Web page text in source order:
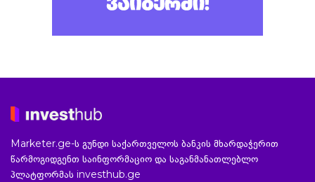
Marketer.ge-ს გუნდი საქართველოს ბანკის მხარდაჭერით
წარმოგიდგენთ საინფორმაციო და საგანმანათლებლო
პლატფორმას investhub.ge